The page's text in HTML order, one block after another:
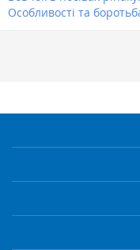
Особливості та